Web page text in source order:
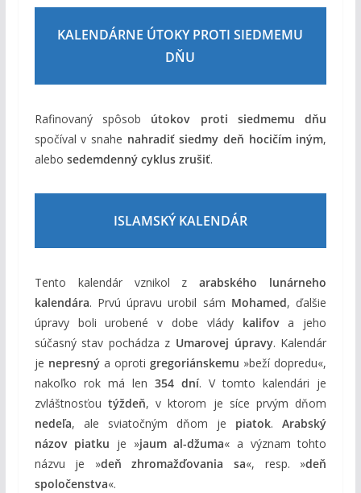
KALENDÁRNE ÚTOKY PROTI SIEDMEMU
DŇU
Rafinovaný spôsob útokov proti siedmemu dňu
spočíval v snahe nahradiť siedmy deň hocičím iným,
alebo sedemdenný cyklus zrušiť.
ISLAMSKÝ KALENDÁR
Tento kalendár vznikol zarabského lunárneho
kalendára. Prvú úpravu urobil sám Mohamed, ďalšie
úpravy boli urobené v dobe vlády kalifova jeho
súčasný stav pochádza z Umarovej úpravy. Kalendár
je nepresnýa oprotigregoriánskemu »beží dopredu«,
nakoľko rok má len 354 dní. V tomto kalendári je
zvláštnosťou týždeň, v ktorom je síce prvým dňom
nedeľa, ale sviatočným dňom je piatok.Arabský
názov piatku je »jaum al-džuma« a význam tohto
názvu je »deň zhromažďovania sa«, resp. »deň
spoločenstva«.